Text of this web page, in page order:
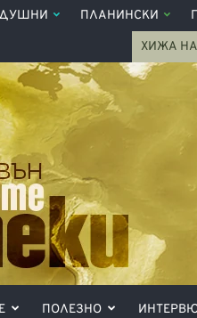
ПЛАНИНСКИ
ХИЖА
ПОЛЕЗНО